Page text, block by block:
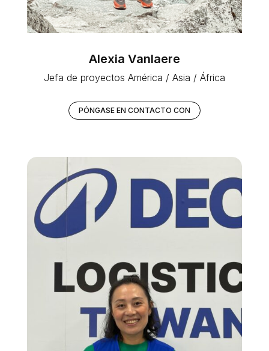
Alexia Vanlaere
Jefa de proyectos América / Asia / África
PÓNGASE EN CONTACTO CON